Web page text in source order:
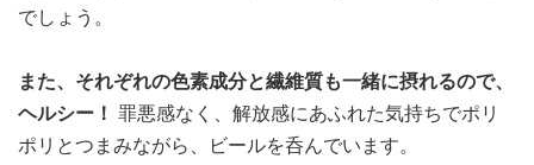
でしょう。
また、それぞれの色素成分と繊維質も一緒に摂れるので、
ヘルシー！ 罪悪感なく、解放感にあふれた気持ちでポリ
ポリとつまみながら、ビールを呑んでいます。